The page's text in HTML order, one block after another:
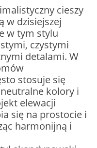
cieszy
w dzisiejszej
w tym stylu
czystymi
detalami. W
stosuje się
kolory i
elewacji
się na prostocie i
harmonijną i